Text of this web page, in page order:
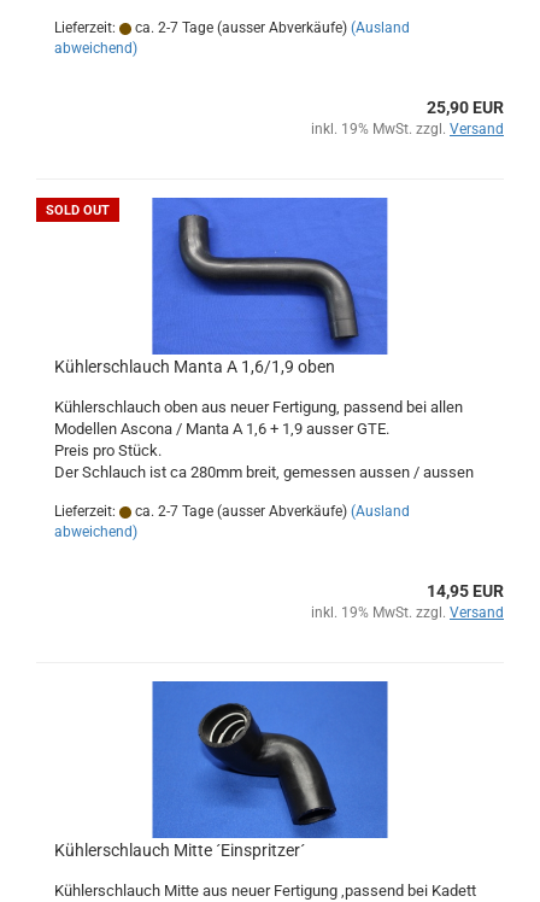
Lieferzeit: ca. 2-7 Tage (ausser Abverkäufe) (Ausland
abweichend)
25,90 EUR
inkl. 19% MwSt. zzgl. Versand
SOLD OUT
Kühlerschlauch Manta A 1,6/1,9 oben
Kühlerschlauch oben aus neuer Fertigung, passend bei allen
Modellen Ascona / Manta A 1,6 + 1,9 ausser GTE.
Preis pro Stück.
Der Schlauch ist ca 280mm breit, gemessen aussen / aussen
Lieferzeit: ca. 2-7 Tage (ausser Abverkäufe) (Ausland
abweichend)
14,95 EUR
inkl. 19% MwSt. zzgl. Versand
Kühlerschlauch Mitte ´Einspritzer´
Kühlerschlauch Mitte aus neuer Fertigung ,passend bei Kadett